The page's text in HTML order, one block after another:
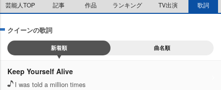
芸能人TOP 記事 作品 ランキング TV出演 歌詞
クイーンの歌詞
新着順 曲名順
Keep Yourself Alive
I was told a million times